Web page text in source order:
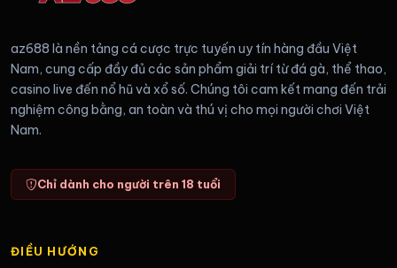
az688 là nền tảng cá cược trực tuyến uy tín hàng đầu Việt
Nam, cung cấp đầy đủ các sản phẩm giải trí từ đá gà, thể thao,
casino live đến nổ hũ và xổ số. Chúng tôi cam kết mang đến trải
nghiệm công bằng, an toàn và thú vị cho mọi người chơi Việt
Nam.
Chỉ dành cho người trên 18 tuổi
ĐIỀU HƯỚNG